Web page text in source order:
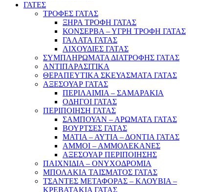
ΓΑΤΕΣ
ΤΡΟΦΕΣ ΓΑΤΑΣ
ΞΗΡΑ ΤΡΟΦΗ ΓΑΤΑΣ
ΚΟΝΣΕΡΒΑ – ΥΓΡΗ ΤΡΟΦΗ ΓΑΤΑΣ
ΓΑΛΑΤΑ ΓΑΤΑΣ
ΛΙΧΟΥΔΙΕΣ ΓΑΤΑΣ
ΣΥΜΠΛΗΡΩΜΑΤΑ ΔΙΑΤΡΟΦΗΣ ΓΑΤΑΣ
ΑΝΤΙΠΑΡΑΣΙΤΙΚΑ
ΘΕΡΑΠΕΥΤΙΚΑ ΣΚΕΥΑΣΜΑΤΑ ΓΑΤΑΣ
ΑΞΕΣΟΥΑΡ ΓΑΤΑΣ
ΠΕΡΙΛΑΙΜΙΑ – ΣΑΜΑΡΑΚΙΑ
ΟΔΗΓΟΙ ΓΑΤΑΣ
ΠΕΡΙΠΟΙΗΣΗ ΓΑΤΑΣ
ΣΑΜΠΟΥΑΝ – ΑΡΩΜΑΤΑ ΓΑΤΑΣ
ΒΟΥΡΤΣΕΣ ΓΑΤΑΣ
ΜΑΤΙΑ – ΑΥΤΙΑ – ΔΟΝΤΙΑ ΓΑΤΑΣ
ΑΜΜΟΙ – ΑΜΜΟΛΕΚΑΝΕΣ
ΑΞΕΣΟΥΑΡ ΠΕΡΙΠΟΙΗΣΗΣ
ΠΑΙΧΝΙΔΙΑ – ΟΝΥΧΟΔΡΟΜΙΑ
ΜΠΟΛΑΚΙΑ ΤΑΙΣΜΑΤΟΣ ΓΑΤΑΣ
ΤΣΑΝΤΕΣ ΜΕΤΑΦΟΡΑΣ – ΚΛΟΥΒΙΑ –
ΚΡΕΒΑΤΑΚΙΑ ΓΑΤΑΣ